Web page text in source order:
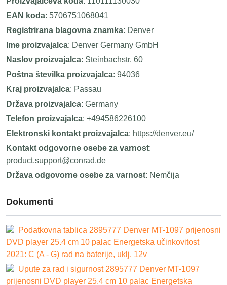
EAN koda: 5706751068041
Registrirana blagovna znamka: Denver
Ime proizvajalca: Denver Germany GmbH
Naslov proizvajalca: Steinbachstr. 60
Poštna številka proizvajalca: 94036
Kraj proizvajalca: Passau
Država proizvajalca: Germany
Telefon proizvajalca: +494586226100
Elektronski kontakt proizvajalca: https://denver.eu/
Kontakt odgovorne osebe za varnost:
product.support@conrad.de
Država odgovorne osebe za varnost: Nemčija
Dokumenti
Podatkovna tablica 2895777 Denver MT-1097 prijenosni
DVD player 25.4 cm 10 palac Energetska učinkovitost
2021: C (A - G) rad na baterije, uklj. 12v
Upute za rad i sigurnost 2895777 Denver MT-1097
prijenosni DVD player 25.4 cm 10 palac Energetska